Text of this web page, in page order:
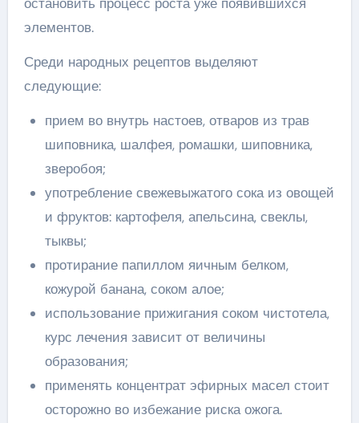
элементов.
Среди народных рецептов выделяют
следующие:
прием во внутрь настоев, отваров из трав
шиповника, шалфея, ромашки, шиповника,
зверобоя;
употребление свежевыжатого сока из овощей
и фруктов: картофеля, апельсина, свеклы,
тыквы;
протирание папиллом яичным белком,
кожурой банана, соком алое;
использование прижигания соком чистотела,
курс лечения зависит от величины
образования;
применять концентрат эфирных масел стоит
осторожно во избежание риска ожога.